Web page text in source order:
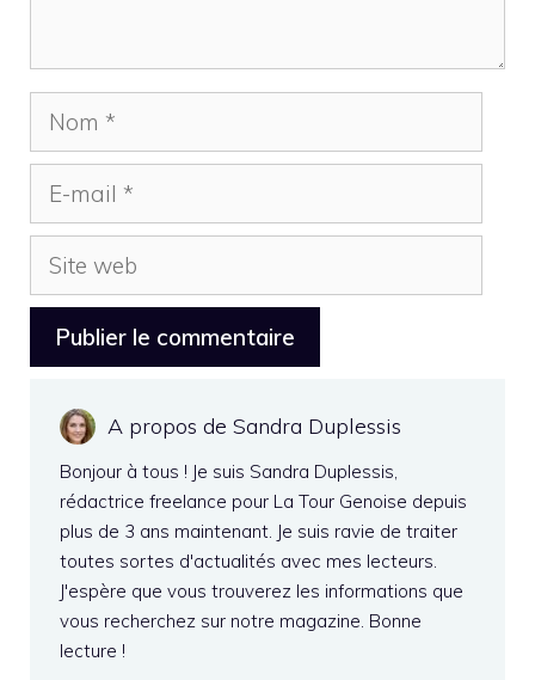
Nom
mail
Site
web
A propos de Sandra Duplessis
Bonjour à tous ! Je suis Sandra Duplessis,
rédactrice freelance pour La Tour Genoise depuis
plus de 3 ans maintenant. Je suis ravie de traiter
toutes sortes d'actualités avec mes lecteurs.
J'espère que vous trouverez les informations que
vous recherchez sur notre magazine. Bonne
lecture !